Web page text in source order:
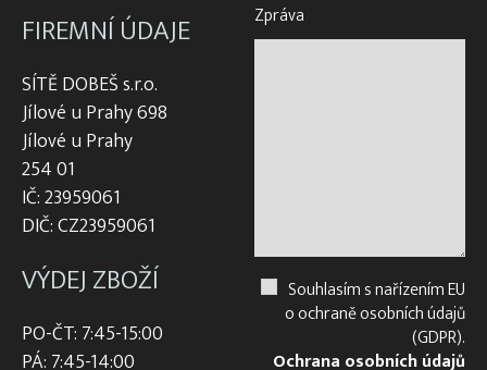
FIREMNÍ ÚDAJE
SÍTĚ DOBEŠ s.r.o.
Jílové u Prahy 698
Jílové u Prahy
254 01
IČ: 23959061
DIČ: CZ23959061
VÝDEJ ZBOŽÍ
PO-ČT: 7:45-15:00
PÁ: 7:45-14:00
Zpráva
Souhlasím s nařízením EU
o ochraně osobních údajů
(GDPR).
Ochrana osobních údajů